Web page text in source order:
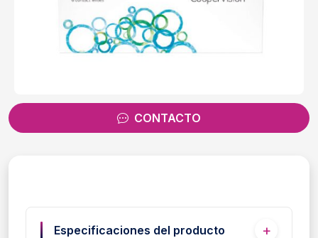
CONTACTO
Especificaciones del producto